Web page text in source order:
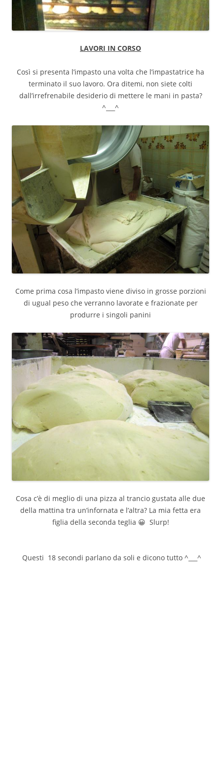
LAVORI IN CORSO
Così si presenta l’impasto una volta che l’impastatrice ha
terminato il suo lavoro. Ora ditemi, non siete colti
dall’irrefrenabile desiderio di mettere le mani in pasta?
^___^
Come prima cosa l’impasto viene diviso in grosse porzioni
di ugual peso che verranno lavorate e frazionate per
produrre i singoli panini
Cosa c’è di meglio di una pizza al trancio gustata alle due
della mattina tra un’infornata e l’altra? La mia fetta era
figlia della seconda teglia 😀 Slurp!
Questi 18 secondi parlano da soli e dicono tutto ^___^